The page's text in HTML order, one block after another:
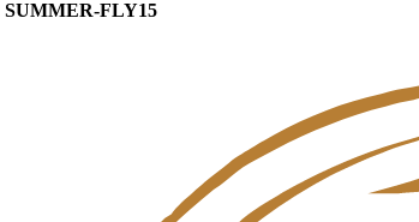
SUMMER-FLY15